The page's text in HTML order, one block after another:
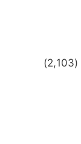
(2,103)